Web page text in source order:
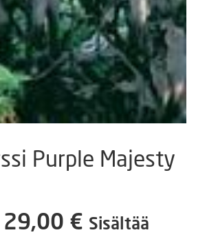
Purple Majesty
29,00 € Sisältää